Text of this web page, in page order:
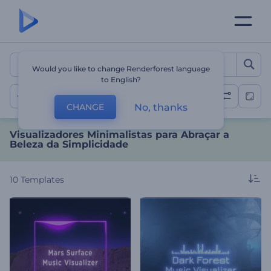
Visualizadores
Minimalista
Visualizadores Minimalistas para Abraçar a
Beleza da Simplicidade
10 Templates
Would you like to change Renderforest language
to English?
CHANGE No, thanks